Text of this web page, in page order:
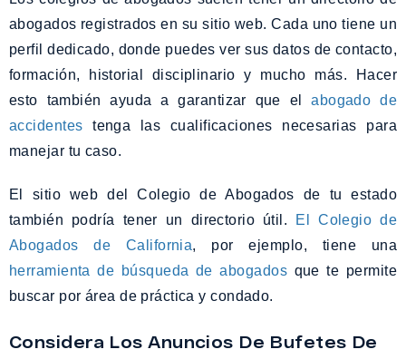
abogados registrados en su sitio web. Cada uno tiene un
perfil dedicado, donde puedes ver sus datos de contacto,
formación, historial disciplinario y mucho más. Hacer
esto también ayuda a garantizar que elabogado de
accidentes tenga las cualificaciones necesarias para
manejar tu caso.
El sitio web del Colegio de Abogados de tu estado
también podría tener un directorio útil.
El Colegio de
Abogados de California, por ejemplo, tiene una
herramienta de búsqueda de abogadosque te permite
buscar por área de práctica y condado.
Considera Los Anuncios De Bufetes De